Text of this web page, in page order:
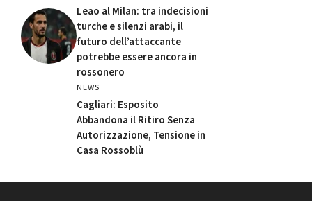
Leao al Milan: tra indecisioni
turche e silenzi arabi, il
futuro dell’attaccante
potrebbe essere ancora in
rossonero
NEWS
Cagliari: Esposito
Abbandona il Ritiro Senza
Autorizzazione, Tensione in
Casa Rossoblù